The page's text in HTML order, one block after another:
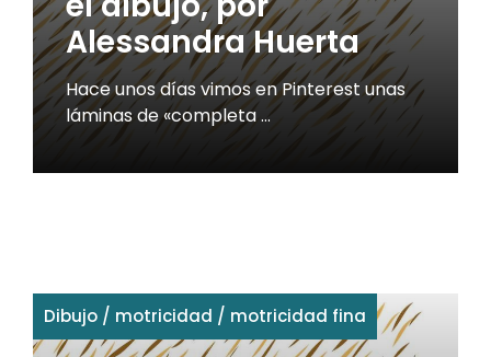
Alessandra Huerta
Hace unos días vimos en Pinterest unas
láminas de «completa …
Dibujo / motricidad / motricidad fina